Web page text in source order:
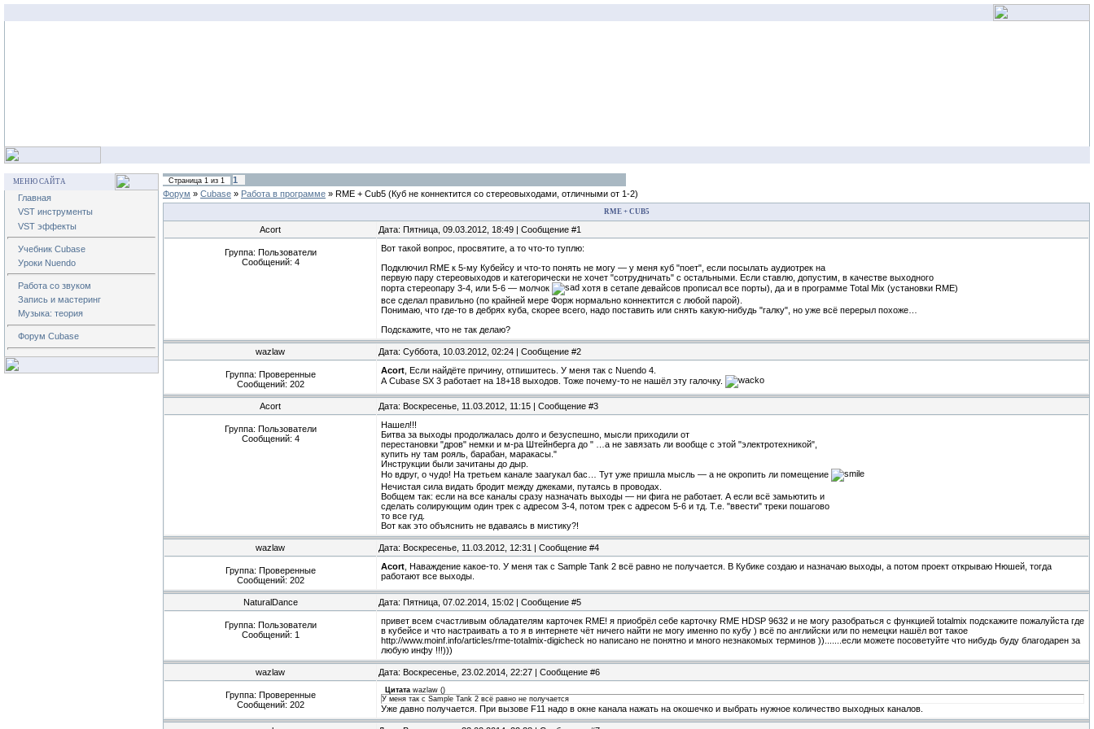
МЕНЮ САЙТА
Главная
VST инструменты
VST эффекты
Учебник Cubase
Уроки Nuendo
Работа со звуком
Запись и мастеринг
Музыка: теория
Форум Cubase
Страница 1 из 1
1
Форум » Cubase » Работа в программе » RME + Cub5 (Куб не коннектится со стереовыходами, отличными от 1-2)
RME + CUB5
Acort Дата: Пятница, 09.03.2012, 18:49 | Сообщение #1
Группа: Пользователи
Сообщений: 4
Вот такой вопрос, просвятите, а то что-то туплю:
Подключил RME к 5-му Кубейсу и что-то понять не могу — у меня куб "поет", если посылать аудиотрек на
первую пару стереовыходов и категорически не хочет "сотрудничать" с остальными. Если ставлю, допустим, в качестве выходного
порта стереопару 3-4, или 5-6 — молчок
хотя в сетапе девайсов прописал все порты), да и в программе Total Mix (установки RME)
все сделал правильно (по крайней мере Форж нормально коннектится с любой парой).
Понимаю, что где-то в дебрях куба, скорее всего, надо поставить или снять какую-нибудь "галку", но уже всё перерыл похоже…
Подскажите, что не так делаю?
wazlaw Дата: Суббота, 10.03.2012, 02:24 | Сообщение #2
Группа: Проверенные
Сообщений: 202
Acort , Если найдёте причину, отпишитесь. У меня так с Nuendo 4.
А Cubase SX 3 работает на 18+18 выходов. Тоже почему-то не нашёл эту галочку.
Acort Дата: Воскресенье, 11.03.2012, 11:15 | Сообщение #3
Группа: Пользователи
Сообщений: 4
Нашел!!!
Битва за выходы продолжалась долго и безуспешно, мысли приходили от
перестановки "дров" немки и м-ра Штейнберга до " …а не завязать ли вообще с этой "электротехникой",
купить ну там рояль, барабан, маракасы."
Инструкции были зачитаны до дыр.
Но вдруг, о чудо! На третьем канале заагукал бас… Тут уже пришла мысль — а не окропить ли помещение
Нечистая сила видать бродит между джеками, путаясь в проводах.
Вобщем так: если на все каналы сразу назначать выходы — ни фига не работает. А если всё замьютить и
сделать солирующим один трек с адресом 3-4, потом трек с адресом 5-6 и тд. Т.е. "ввести" треки пошагово
то все гуд.
Вот как это объяснить не вдаваясь в мистику?!
wazlaw Дата: Воскресенье, 11.03.2012, 12:31 | Сообщение #4
Группа: Проверенные
Сообщений: 202
Acort , Наваждение какое-то. У меня так с Sample Tank 2 всё равно не получается. В Кубике создаю и назначаю выходы, а потом проект открываю Нюшей, тогда
работают все выходы.
NaturalDance Дата: Пятница, 07.02.2014, 15:02 | Сообщение #5
Группа: Пользователи
Сообщений: 1
привет всем счастливым обладателям карточек RME! я приобрёл себе карточку RME HDSP 9632 и не могу разобраться с функцией totalmix подскажите пожалуйста где
в кубейсе и что настраивать а то я в интернете чёт ничего найти не могу именно по кубу ) всё по английски или по немецки нашёл вот такое
http://www.moinf.info/articles/rme-totalmix-digicheck но написано не понятно и много незнакомых терминов )).......если можете посоветуйте что нибудь буду благодарен за
любую инфу !!!)))
wazlaw Дата: Воскресенье, 23.02.2014, 22:27 | Сообщение #6
Группа: Проверенные
Сообщений: 202
Цитата wazlaw ()
У меня так с Sample Tank 2 всё равно не получается
Уже давно получается. При вызове F11 надо в окне канала нажать на окошечко и выбрать нужное количество выходных каналов.